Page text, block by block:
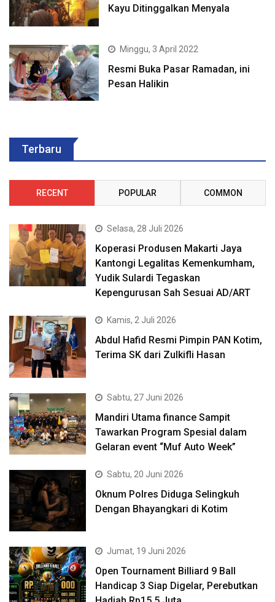
Kayu Ditinggalkan Menyala
Minggu, 3 April 2022
Resmi Buka Pasar Ramadan, ini
Pesan Halikin
Terbaru
RECENT POPULAR COMMON
Selasa, 28 Juli 2026
Koperasi Produsen Makarti Jaya
Kantongi Legalitas Kemenkumham,
Yudik Sulardi Tegaskan
Kepengurusan Sah Sesuai AD/ART
Kamis, 2 Juli 2026
Abdul Hafid Resmi Pimpin PAN Kotim,
Terima SK dari Zulkifli Hasan
Sabtu, 27 Juni 2026
Mandiri Utama finance Sampit
Tawarkan Program Spesial dalam
Gelaran event “Muf Auto Week”
Sabtu, 20 Juni 2026
Oknum Polres Diduga Selingkuh
Dengan Bhayangkari di Kotim
Jumat, 19 Juni 2026
Open Tournament Billiard 9 Ball
Handicap 3 Siap Digelar, Perebutkan